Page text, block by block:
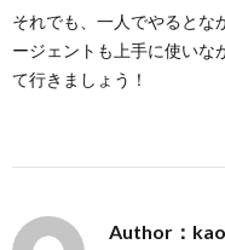
それでも、一人でやるとな
ージェントも上手に使いな
て行きましょう！
Author：